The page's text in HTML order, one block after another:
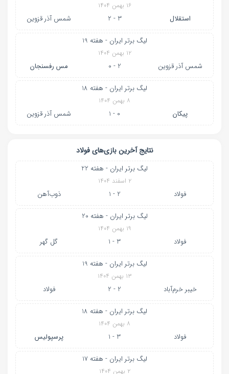
۱۶ بهمن ۱۴۰۴
استقلال 3 - 2 شمس آذر قزوین
لیگ برتر ایران - هفته 19
۱۲ بهمن ۱۴۰۴
شمس آذر قزوین 2 - 0 مس رفسنجان
لیگ برتر ایران - هفته 18
۸ بهمن ۱۴۰۴
پیکان 0 - 1 شمس آذر قزوین
نتایج آخرین بازی‌های فولاد
لیگ برتر ایران - هفته 22
۲ اسفند ۱۴۰۴
فولاد 2 - 1 ذوب‌آهن
لیگ برتر ایران - هفته 20
۱۹ بهمن ۱۴۰۴
فولاد 3 - 1 گل گهر
لیگ برتر ایران - هفته 19
۱۳ بهمن ۱۴۰۴
خیبر خرم‌آباد 2 - 2 فولاد
لیگ برتر ایران - هفته 18
۸ بهمن ۱۴۰۴
فولاد 3 - 1 پرسپولیس
لیگ برتر ایران - هفته 17
۲ بهمن ۱۴۰۴